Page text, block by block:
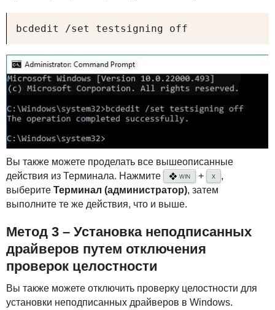
bcdedit /set testsigning off
Вы также можете проделать все вышеописанные
действия из Терминала. Нажмите
❖ WIN + X
,
выберите Терминал (администратор), затем
выполните те же действия, что и выше.
Метод 3 – Установка неподписанных
драйверов путем отключения
проверок целостности
Вы также можете отключить проверку целостности для
установки неподписанных драйверов в Windows.